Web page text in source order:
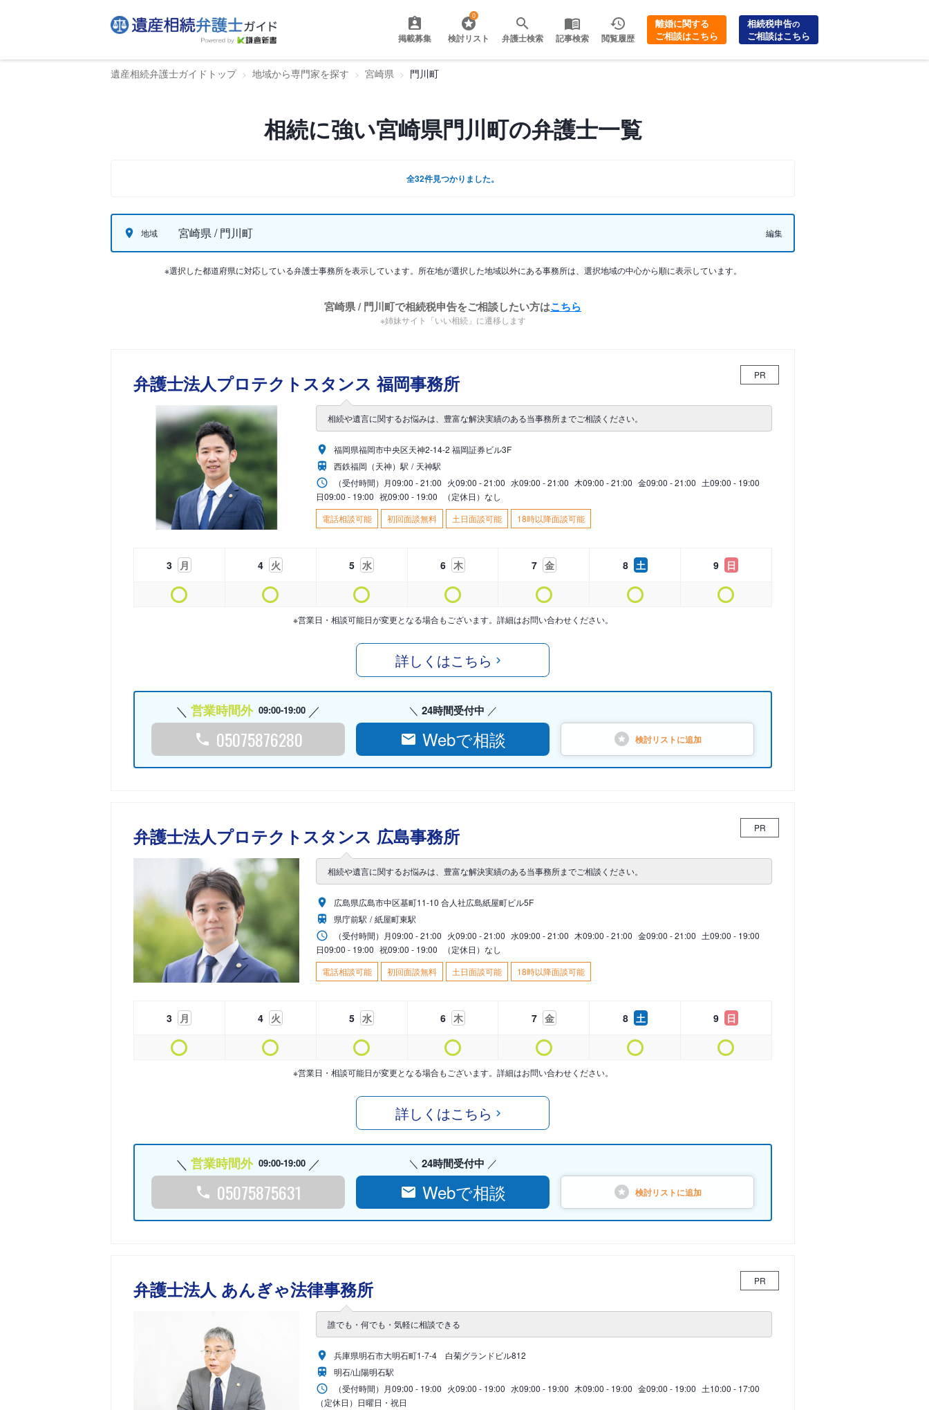
掲載募集
0
検討リスト 弁護士検索 記事検索 閲覧履歴
離婚に関する
ご相談はこちら
相続税申告の
ご相談はこちら
遺産相続弁護士ガイドトップ 地域から専門家を探す 宮崎県 門川町
相続に強い宮崎県門川町の弁護士一覧
全32件見つかりました。
地域 宮崎県 / 門川町 編集
※選択した都道府県に対応している弁護士事務所を表示しています。所在地が選択した地域以外にある事務所は、選択地域の中心から順に表示しています。
宮崎県 / 門川町で相続税申告をご相談したい方はこちら
※姉妹サイト「いい相続」に遷移します
弁護士法人プロテクトスタンス 福岡事務所 PR
相続や遺言に関するお悩みは、豊富な解決実績のある当事務所までご相談ください。
福岡県福岡市中央区天神2-14-2 福岡証券ビル3F
西鉄福岡（天神）駅
天神駅
（受付時間） 月09:00 - 21:00 火09:00 - 21:00 水09:00 - 21:00 木09:00 - 21:00 金09:00 - 21:00 土09:00 - 19:00
日09:00 - 19:00 祝09:00 - 19:00
（定休日）なし
電話相談可能
初回面談無料 土日面談可能 18時以降面談可能
3 月 4 火 5 水 6 木 7 金 8 土 9 日
※営業日・相談可能日が変更となる場合もございます。詳細はお問い合わせください。
詳しくはこちら
営業時間外 09:00-19:00
05075876280
24時間受付中
Webで相談 検討リストに追加
弁護士法人プロテクトスタンス 広島事務所 PR
相続や遺言に関するお悩みは、豊富な解決実績のある当事務所までご相談ください。
広島県広島市中区基町11-10 合人社広島紙屋町ビル5F
県庁前駅
紙屋町東駅
（受付時間） 月09:00 - 21:00 火09:00 - 21:00 水09:00 - 21:00 木09:00 - 21:00 金09:00 - 21:00 土09:00 - 19:00
日09:00 - 19:00 祝09:00 - 19:00
（定休日）なし
電話相談可能
初回面談無料 土日面談可能 18時以降面談可能
3 月 4 火 5 水 6 木 7 金 8 土 9 日
※営業日・相談可能日が変更となる場合もございます。詳細はお問い合わせください。
詳しくはこちら
営業時間外 09:00-19:00
05075875631
24時間受付中
Webで相談 検討リストに追加
弁護士法人 あんぎゃ法律事務所 PR
誰でも・何でも・気軽に相談できる
兵庫県明石市大明石町1-7-4 白菊グランドビル812
明石/山陽明石駅
（受付時間） 月09:00 - 19:00 火09:00 - 19:00 水09:00 - 19:00 木09:00 - 19:00 金09:00 - 19:00 土10:00 - 17:00
（定休日）日曜日・祝日